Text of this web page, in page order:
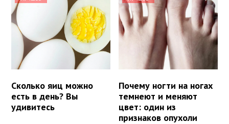
Сколько яиц можно
есть в день? Вы
удивитесь
Почему ногти на ногах
темнеют и меняют
цвет: один из
признаков опухоли